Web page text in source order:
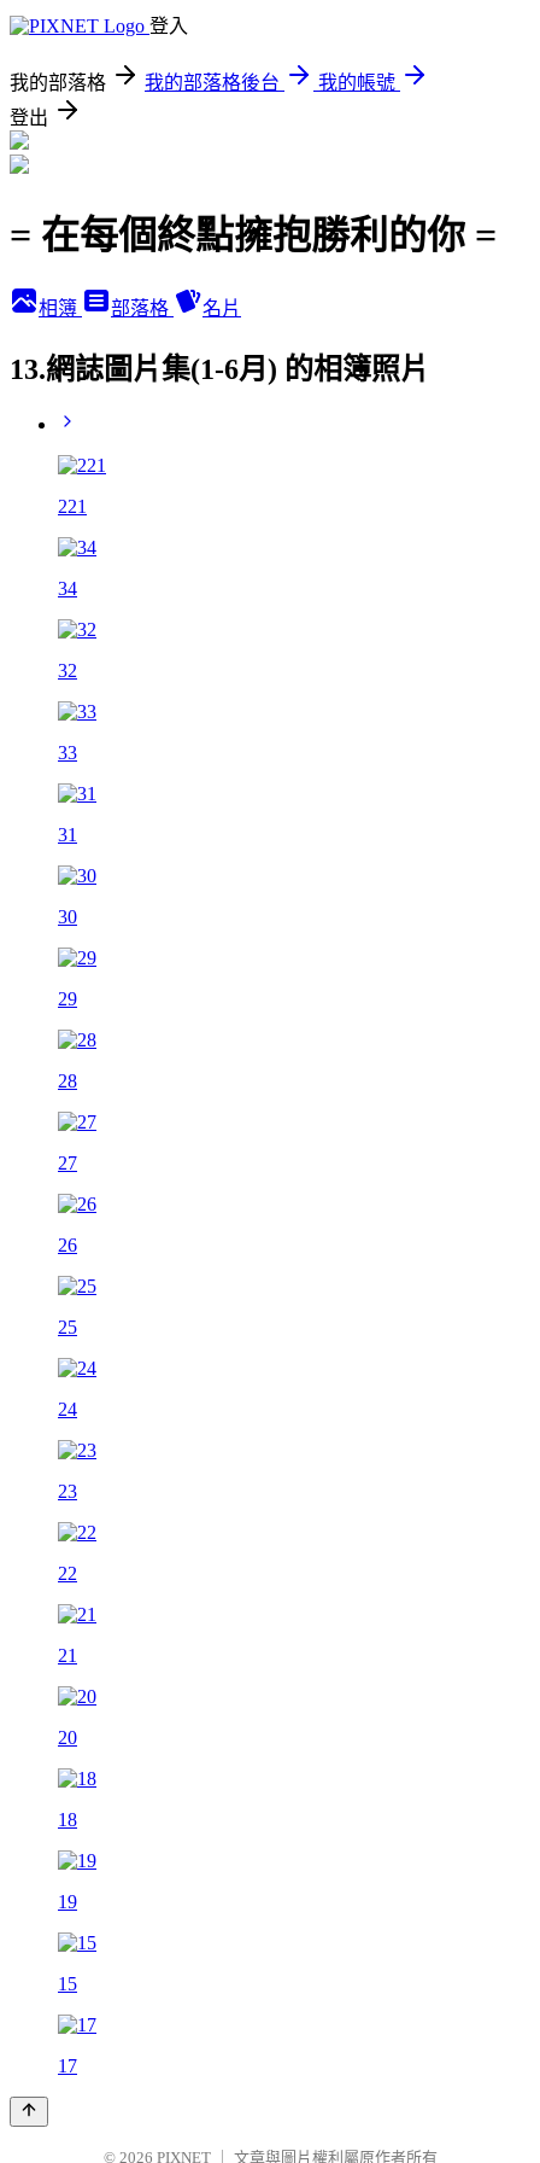
登入
我的部落格 我的部落格後台
我的帳號
登出
= 在每個終點擁抱勝利的你 =
相簿 部落格 名片
13.網誌圖片集(1-6月) 的相簿照片
221
34
32
33
31
30
29
28
27
26
25
24
23
22
21
20
18
19
15
17
© 2026 PIXNET 文章與圖片權利屬原作者所有